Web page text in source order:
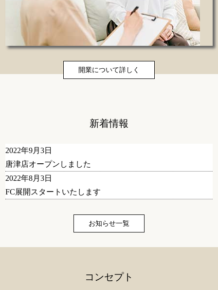
開業について詳しく
新着情報
2022年9月3日
唐津店オープンしました
2022年8月3日
FC展開スタートいたします
お知らせ一覧
コンセプト